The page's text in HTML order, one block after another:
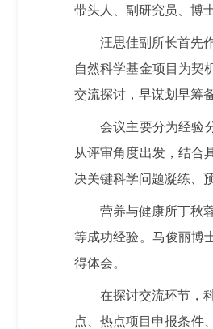
带头人、副研究员、博
汪思佳副所长首先
自然科学基金项目为契
交流探讨，早谋划早筹
会议主要分为经验
从评审角度出发， 结合
决关键科学问题凝练、
营养与健康所丁秋
等成功经验。马俊丽博
得体会。
在探讨交流环节，
点、热点项目申报条件